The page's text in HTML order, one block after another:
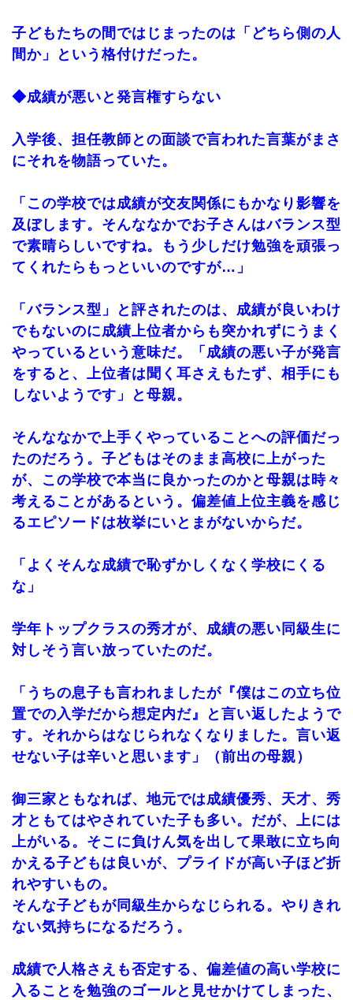
子どもたちの間ではじまったのは「どちら側の人
間か」という格付けだった。
◆成績が悪いと発言権すらない
入学後、担任教師との面談で言われた言葉がまさ
にそれを物語っていた。
「この学校では成績が交友関係にもかなり影響を
及ぼします。そんななかでお子さんはバランス型
で素晴らしいですね。もう少しだけ勉強を頑張っ
てくれたらもっといいのですが…」
「バランス型」と評されたのは、成績が良いわけ
でもないのに成績上位者からも突かれずにうまく
やっているという意味だ。「成績の悪い子が発言
をすると、上位者は聞く耳さえもたず、相手にも
しないようです」と母親。
そんななかで上手くやっていることへの評価だっ
たのだろう。子どもはそのまま高校に上がった
が、この学校で本当に良かったのかと母親は時々
考えることがあるという。偏差値上位主義を感じ
るエピソードは枚挙にいとまがないからだ。
「よくそんな成績で恥ずかしくなく学校にくる
な」
学年トップクラスの秀才が、成績の悪い同級生に
対しそう言い放っていたのだ。
「うちの息子も言われましたが『僕はこの立ち位
置での入学だから想定内だ』と言い返したようで
す。それからはなじられなくなりました。言い返
せない子は辛いと思います」（前出の母親）
御三家ともなれば、地元では成績優秀、天才、秀
才ともてはやされていた子も多い。だが、上には
上がいる。そこに負けん気を出して果敢に立ち向
かえる子どもは良いが、プライドが高い子ほど折
れやすいもの。
そんな子どもが同級生からなじられる。やりきれ
ない気持ちになるだろう。
成績で人格さえも否定する、偏差値の高い学校に
入ることを勉強のゴールと見せかけてしまった、